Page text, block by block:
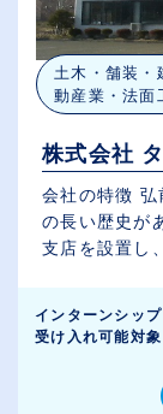
土木・舗装・
動産業・法面
株式会社
会社の特徴 弘前支店（藤崎町） 当社は明治28年創業
の長い歴史が
支店を設置し
インターンシップ
受け入れ可能対象